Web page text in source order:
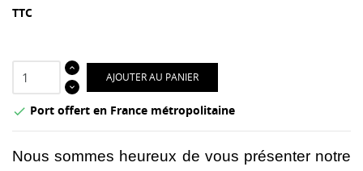
TTC
AJOUTER AU PANIER
 Port offert en France métropolitaine
Nous sommes heureux de vous présenter notre